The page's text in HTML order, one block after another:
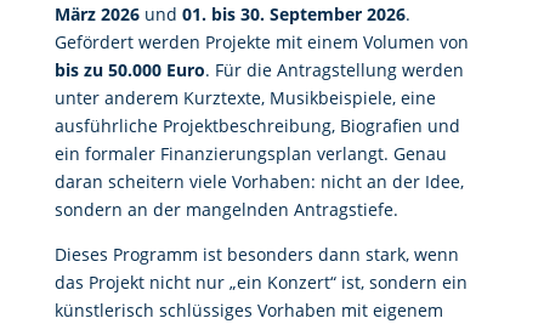
März 2026und 01. bis 30. September 2026.
Gefördert werden Projekte mit einem Volumen von
bis zu 50.000 Euro. Für die Antragstellung werden
unter anderem Kurztexte, Musikbeispiele, eine
ausführliche Projektbeschreibung, Biografien und
ein formaler Finanzierungsplan verlangt. Genau
daran scheitern viele Vorhaben: nicht an der Idee,
sondern an der mangelnden Antragstiefe.
Dieses Programm ist besonders dann stark, wenn
das Projekt nicht nur „ein Konzert“ ist, sondern ein
künstlerisch schlüssiges Vorhaben mit eigenem